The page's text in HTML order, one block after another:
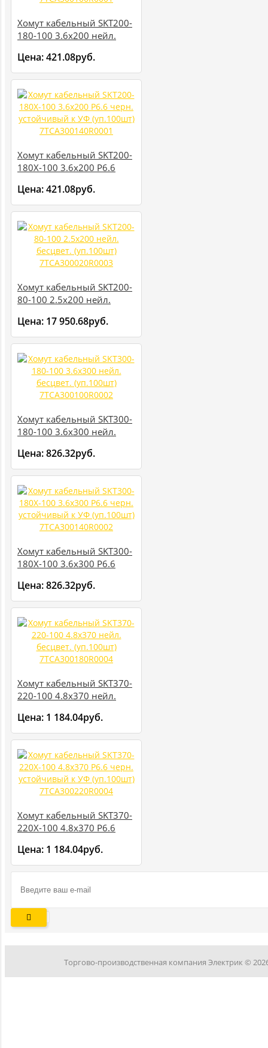
Хомут кабельный SKT200-
180-100 3.6х200 нейл.
7TCA300100R0001
Цена:421.08руб.
Хомут кабельный SKT200-
180X-100 3.6х200 P6.6
(уп.100шт)
7TCA300140R0001
Цена:421.08руб.
Хомут кабельный SKT200-
80-100 2.5х200 нейл.
7TCA300020R0003
Цена: 17 950.68руб.
Хомут кабельный SKT300-
180-100 3.6х300 нейл.
7TCA300100R0002
Цена:826.32руб.
Хомут кабельный SKT300-
180X-100 3.6х300 P6.6
(уп.100шт)
7TCA300140R0002
Цена:826.32руб.
Хомут кабельный SKT370-
220-100 4.8х370 нейл.
7TCA300180R0004
Цена: 1 184.04руб.
Хомут кабельный SKT370-
220X-100 4.8х370 P6.6
(уп.100шт)
7TCA300220R0004
Цена: 1 184.04руб.
Торгово-производственная компания Электрик ©